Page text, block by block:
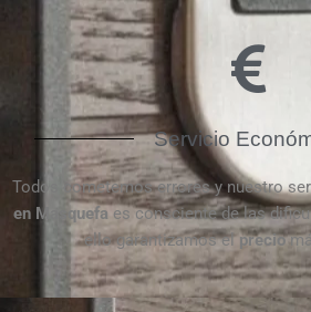
Servicio
Todos cometemos errores y nuestro
en Masquefaes consciente de las
ello garantizamos elprecio